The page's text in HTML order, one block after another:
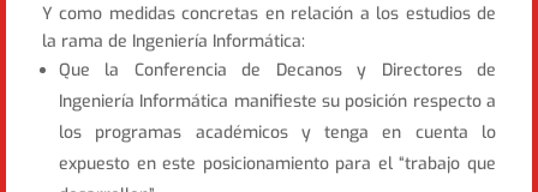
Y como medidas concretas en relación a los estudios de
la rama de Ingeniería Informática:
Que la Conferencia de Decanos y Directores de
Ingeniería Informática manifieste su posición respecto a
los programas académicos y tenga en cuenta lo
expuesto en este posicionamiento para el “trabajo que